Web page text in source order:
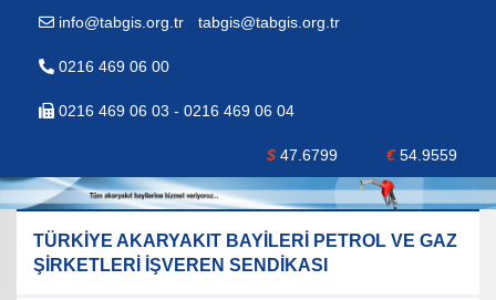
info@tabgis.org.tr - tabgis@tabgis.org.tr
0216 469 06 00
0216 469 06 03 - 0216 469 06 04
$ 47.6799 €54.9559
TÜRKİYE AKARYAKIT BAYİLERİ PETROL VE GAZ
ŞİRKETLERİ İŞVEREN SENDİKASI